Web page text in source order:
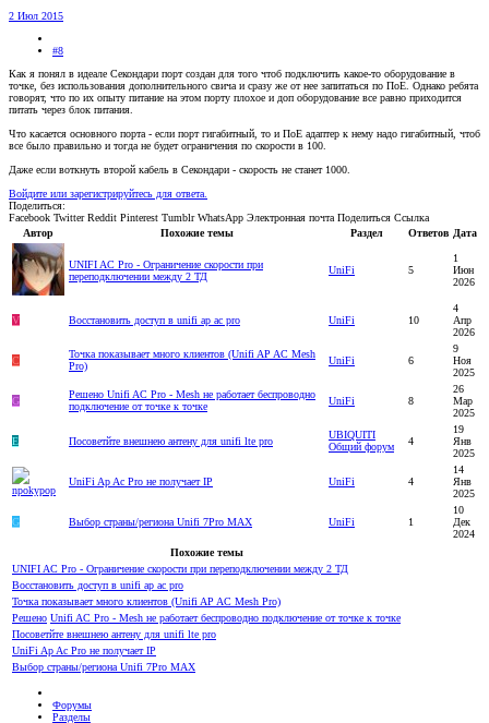
2 Июл 2015
#8
Как я понял в идеале Секондари порт создан для того чтоб подключить какое-то оборудование в
точке, без использования дополнительного свича и сразу же от нее запитаться по ПоЕ. Однако ребята
говорят, что по их опыту питание на этом порту плохое и доп оборудование все равно приходится
питать через блок питания.
Что касается основного порта - если порт гигабитный, то и ПоЕ адаптер к нему надо гигабитный, чтоб
все было правильно и тогда не будет ограничения по скорости в 100.
Даже если воткнуть второй кабель в Секондари - скорость не станет 1000.
Войдите или зарегистрируйтесь для ответа.
Поделиться:
Facebook Twitter Reddit Pinterest Tumblr WhatsApp Электронная почта Поделиться Ссылка
Автор
Похожие темы Раздел Ответов Дата
UNIFI AC Pro - Ограничение скорости при
переподключении между 2 ТД
UniFi 5
1
Июн
2026
V Восстановить доступ в unifi ap ac pro UniFi 10
4
Апр
2026
C
Точка показывает много клиентов (Unifi AP AC Mesh
Pro)
UniFi 6
9
Ноя
2025
G
Решено Unifi AC Pro - Mesh не работает беспроводно
подключение от точке к точке
UniFi 8
26
Мар
2025
E Посоветйте внешнею антену для unifi lte pro
UBIQUITI
Общий форум
4
19
Янв
2025
UniFi Ap Ac Pro не получает IP UniFi 4
14
Янв
2025
G Выбор страны/региона Unifi 7Pro MAX UniFi 1
10
Дек
2024
Похожие темы
UNIFI AC Pro - Ограничение скорости при переподключении между 2 ТД
Восстановить доступ в unifi ap ac pro
Точка показывает много клиентов (Unifi AP AC Mesh Pro)
Решено Unifi AC Pro - Mesh не работает беспроводно подключение от точке к точке
Посоветйте внешнею антену для unifi lte pro
UniFi Ap Ac Pro не получает IP
Выбор страны/региона Unifi 7Pro MAX
Форумы
Разделы